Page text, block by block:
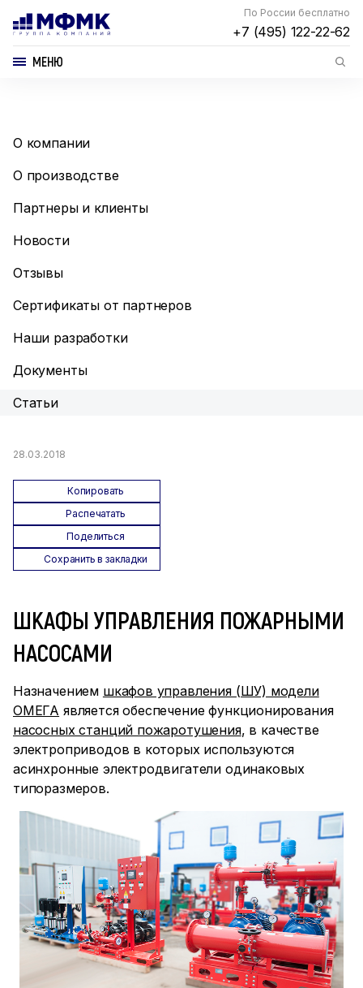
По России бесплатно
+7 (495) 122-22-62
МЕНЮ
О компании
О производстве
Партнеры и клиенты
Новости
Отзывы
Сертификаты от партнеров
Наши разработки
Документы
Статьи
28.03.2018
Копировать
Распечатать
Поделиться
Сохранить в закладки
ШКАФЫ УПРАВЛЕНИЯ ПОЖАРНЫМИ
НАСОСАМИ
Назначением шкафов управления (ШУ) модели
ОМЕГА является обеспечение функционирования
насосных станций пожаротушения, в качестве
электроприводов в которых используются
асинхронные электродвигатели одинаковых
типоразмеров.